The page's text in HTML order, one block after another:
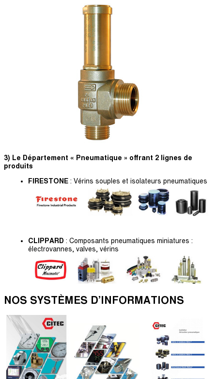
3) Le Département « Pneumatique » offrant 2 lignes de
produits
FIRESTONE : Vérins souples et isolateurs pneumatiques
CLIPPARD : Composants pneumatiques miniatures :
électrovannes, valves, vérins
NOS SYSTÈMES D’INFORMATIONS